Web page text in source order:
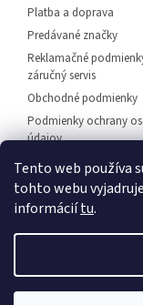
Tento web používa
tohto webu
informáciítu.
Platba a doprava
Predávané značky
Reklamačné
záručný servis
Obchodné podmienky
Podmienky ochrany
údajov
Predajňa svietidiel
Streda
Napíšte nám